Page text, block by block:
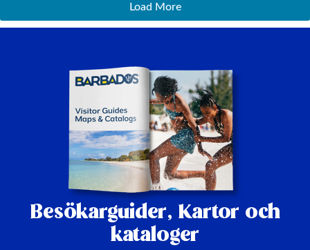
Load More
Besökarguider, Kartor och
kataloger